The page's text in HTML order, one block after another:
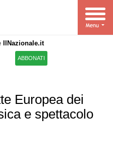
IlNazionale.it
ABBONATI
Europea dei
e spettacolo